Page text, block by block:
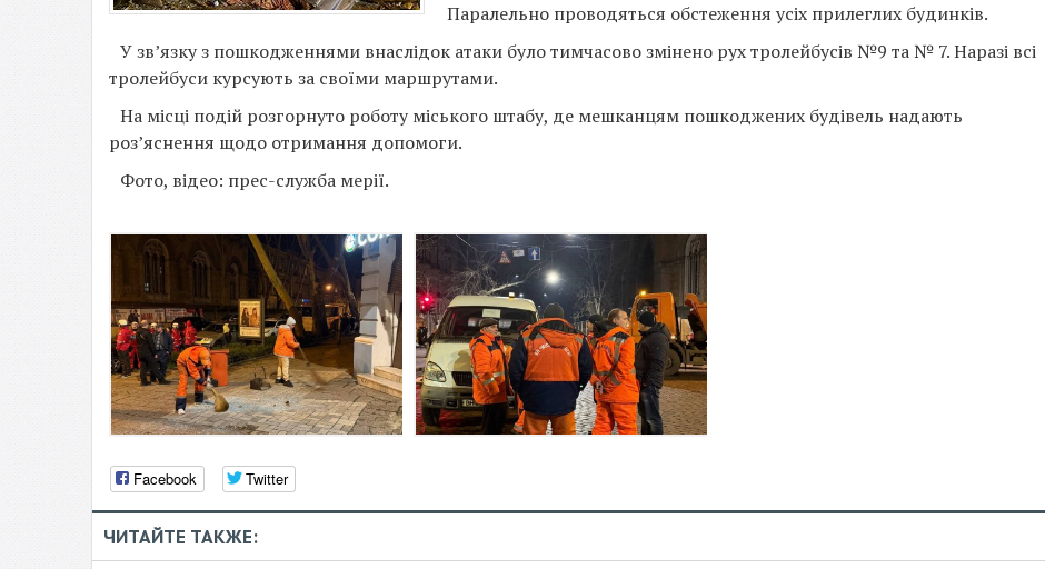
Паралельно проводяться обстеження усіх прилеглих будинків.
У зв’язку з пошкодженнями внаслідок атаки було тимчасово змінено рух тролейбусів №9 та № 7. Наразі всі
тролейбуси курсують за своїми маршрутами.
На місці подій розгорнуто роботу міського штабу, де мешканцям пошкоджених будівель надають
роз’яснення щодо отримання допомоги.
Фото, відео: прес-служба мерії.
Facebook Twitter
ЧИТАЙТЕ ТАКЖЕ: